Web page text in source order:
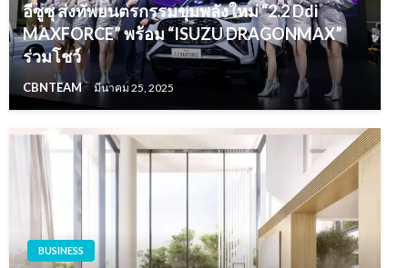
อีซูซุ ส่งทัพยนตรกรรมขุมพลังใหม่ “2.2 Ddi
MAXFORCE” พร้อม “ISUZU DRAGONMAX”
ร่วมโชว์
CBNTEAM มีนาคม 25, 2025
BUSINESS